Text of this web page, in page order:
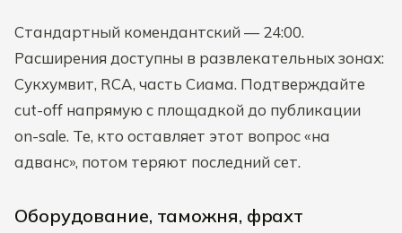
Стандартный комендантский — 24:00.
Расширения доступны в развлекательных зонах:
Сукхумвит, RCA, часть Сиама. Подтверждайте
cut-off напрямую с площадкой до публикации
on-sale. Те, кто оставляет этот вопрос «на
адванс», потом теряют последний сет.
Оборудование, таможня, фрахт